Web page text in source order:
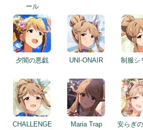
ール
夕闇の悪戯 UNI-ONAIR 制服シ
CHALLENGE
Maria Trap 安らぎ